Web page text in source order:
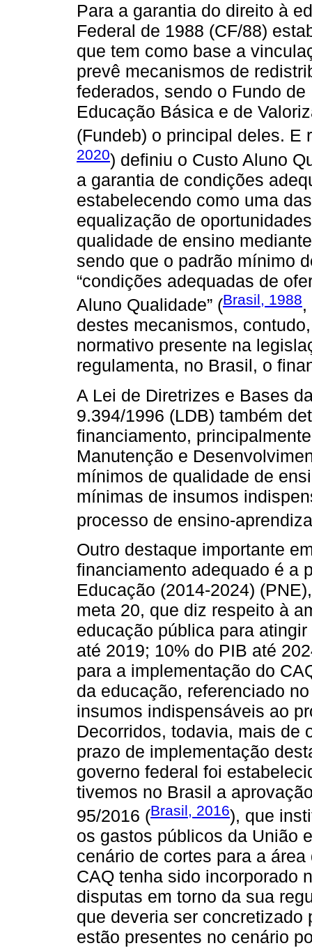
Para a garantia do direito à
Federal de 1988 (CF/88)
que tem como base a
prevê mecanismos de
federados, sendo o Fundo
Educação Básica e de
(Fundeb) o principal deles. E
2020) definiu o Custo Aluno
a garantia de condições
estabelecendo como uma
equalização de
qualidade de ensino
sendo que o padrão mínimo
“condições adequadas de
Aluno Qualidade” (Brasil, 1988,
destes mecanismos,
normativo presente na
regulamenta, no Brasil, o
A Lei de Diretrizes e Bases
9.394/1996 (LDB) também
financiamento,
Manutenção e
mínimos de qualidade de
mínimas de insumos
processo de ensino-
Outro destaque importante
financiamento adequado é a
Educação (2014-2024)
meta 20, que diz respeito à
educação pública para
até 2019; 10% do PIB até
para a implementação do
da educação, referenciado
insumos indispensáveis ao
Decorridos, todavia, mais de
prazo de implementação
governo federal foi
tivemos no Brasil a
95/2016 (Brasil, 2016), que
os gastos públicos da União
cenário de cortes para a
CAQ tenha sido incorporado
disputas em torno da sua
que deveria ser
estão presentes no cenário